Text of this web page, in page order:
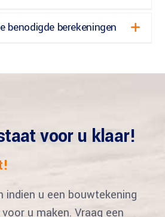
benodigde berekeningen
voor u klaar!
indien u een bouwtekening
u maken. Vraag een